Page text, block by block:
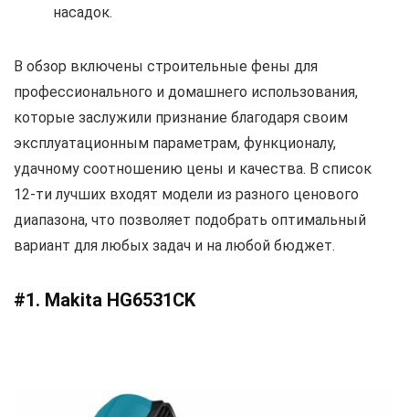
насадок.
В обзор включены строительные фены для
профессионального и домашнего использования,
которые заслужили признание благодаря своим
эксплуатационным параметрам, функционалу,
удачному соотношению цены и качества. В список
12-ти лучших входят модели из разного ценового
диапазона, что позволяет подобрать оптимальный
вариант для любых задач и на любой бюджет.
#1. Makita HG6531CK